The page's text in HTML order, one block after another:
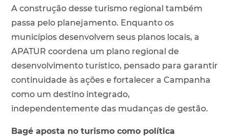
A construção desse turismo regional também
passa pelo planejamento. Enquanto os
municípios desenvolvem seus planos locais, a
APATUR coordena um plano regional de
desenvolvimento turístico, pensado para garantir
continuidade às ações e fortalecer a Campanha
como um destino integrado,
independentemente das mudanças de gestão.
Bagé aposta no turismo como política